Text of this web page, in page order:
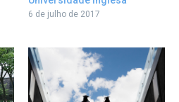
6 de julho de 2017